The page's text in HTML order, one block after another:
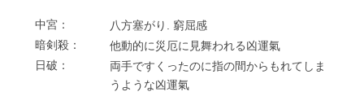
中宮：
⼋⽅塞がり. 窮屈感
暗剣殺：
他動的に災厄に⾒舞われる凶運氣
⽇破：
両⼿ですくったのに指の間からもれてしま
うような凶運氣